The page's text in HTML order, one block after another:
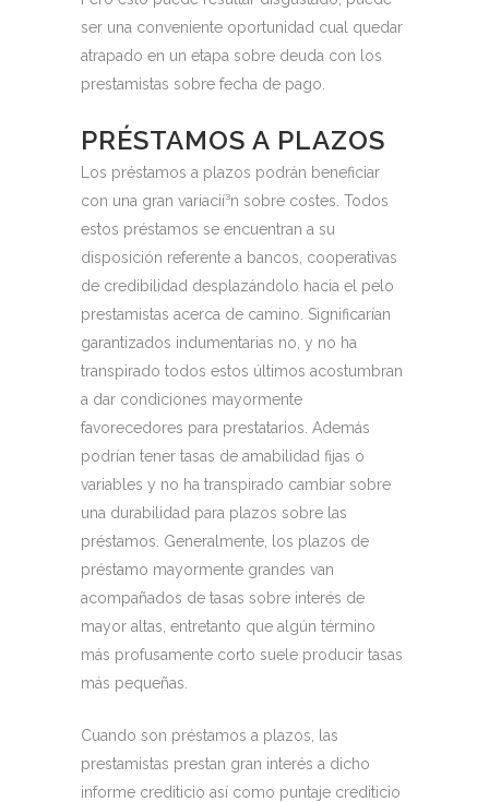
ser una conveniente oportunidad cual quedar
atrapado en un etapa sobre deuda con los
prestamistas sobre fecha de pago.
PRÉSTAMOS A PLAZOS
Los préstamos a plazos podrán beneficiar
con una gran variacií³n sobre costes. Todos
estos préstamos se encuentran a su
disposición referente a bancos, cooperativas
de credibilidad desplazándolo hacia el pelo
prestamistas acerca de camino. Significarían
garantizados indumentarias no, y no ha
transpirado todos estos últimos acostumbran
a dar condiciones mayormente
favorecedores para prestatarios. Además
podrían tener tasas de amabilidad fijas o
variables y no ha transpirado cambiar sobre
una durabilidad para plazos sobre las
préstamos. Generalmente, los plazos de
préstamo mayormente grandes van
acompañados de tasas sobre interés de
mayor altas, entretanto que algún término
más profusamente corto suele producir tasas
más pequeñas.
Cuando son préstamos a plazos, las
prestamistas prestan gran interés a dicho
informe crediticio así­ como puntaje crediticio